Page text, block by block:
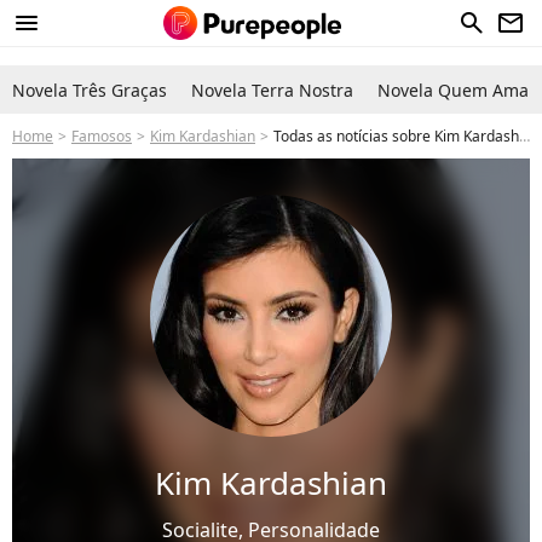
menu search newsletter
Novela Três Graças Novela Terra Nostra Novela Quem Ama
Home Famosos Kim Kardashian Todas as notícias sobre Kim Kardashian
Kim Kardashian
Socialite, Personalidade